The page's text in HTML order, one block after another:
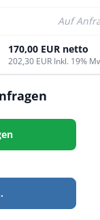
Auf
170,00 EUR netto
202,30 EUR Inkl. 19%